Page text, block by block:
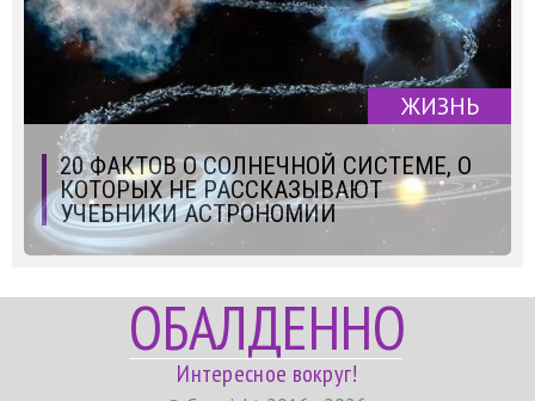
ЖИЗНЬ
20 ФАКТОВ О СОЛНЕЧНОЙ СИСТЕМЕ, О
КОТОРЫХ НЕ РАССКАЗЫВАЮТ
УЧЕБНИКИ АСТРОНОМИИ
ОБАЛДЕННО
Интересное вокруг!